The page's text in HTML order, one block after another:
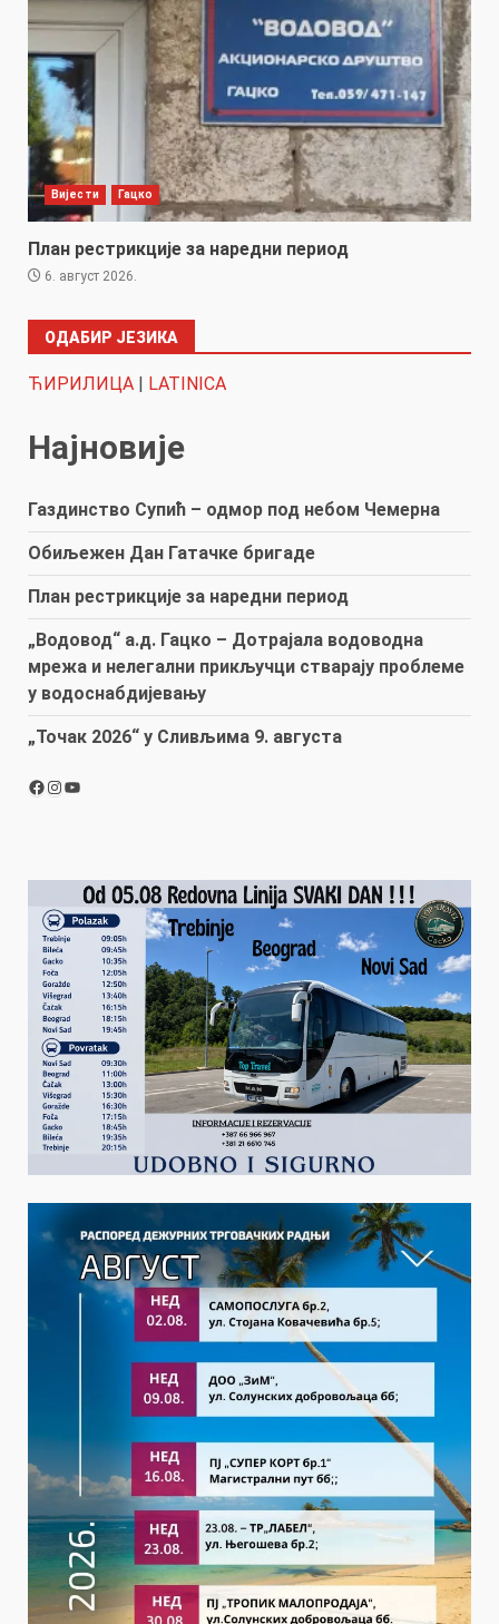
Вијести Гацко
План рестрикције за наредни период
6. август 2026.
ОДАБИР ЈЕЗИКА
ЋИРИЛИЦА | LATINICA
Најновије
Газдинство Супић – одмор под небом Чемерна
Обиљежен Дан Гатачке бригаде
План рестрикције за наредни период
„Водовод“ а.д. Гацко – Дотрајала водоводна
мрежа и нелегални прикључци стварају проблеме
у водоснабдијевању
„Точак 2026“ у Сливљима 9. августа
Facebook
Instagram
YouTube